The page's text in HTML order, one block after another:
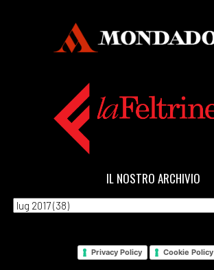
IL NOSTRO ARCHIVIO
Privacy Policy Cookie Policy